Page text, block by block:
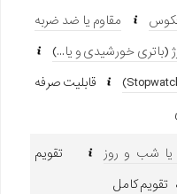
مقاوم یا ضد ضربه
(باتری خورشیدی و یا...)
قابلیت صرفه
شب و روز
تقویم
تقویم کامل